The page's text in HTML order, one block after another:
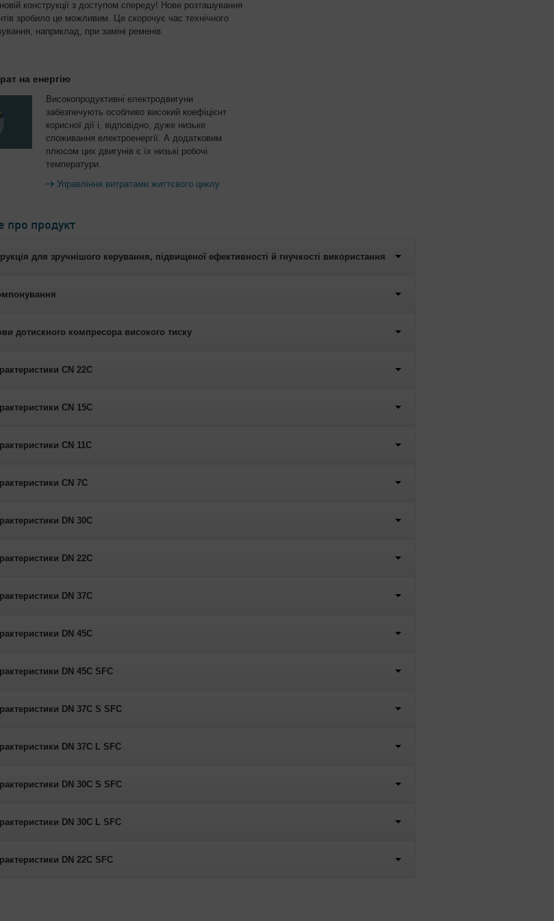
конструкції з доступом спереду! Нове розташування
зробило це можливим. Це скорочує час технічного
наприклад, при заміні ременів.
на енергію
Високопродуктивні електродвигуни
забезпечують особливо високий коефіцієнт
корисної дії і, відповідно, дуже низьке
споживання електроенергії. А додатковим
плюсом цих двигунів є їх низькі робочі
температури.
Управління витратами життєвого циклу
про продукт
для зручнішого керування, підвищеної ефективності й гнучкості використання
дотискного компресора високого тиску
CN 22C
CN 15C
CN 11C
CN 7C
DN 30C
DN 22C
DN 37C
DN 45C
DN 45C SFC
DN 37C S SFC
DN 37C L SFC
DN 30C S SFC
DN 30C L SFC
DN 22C SFC